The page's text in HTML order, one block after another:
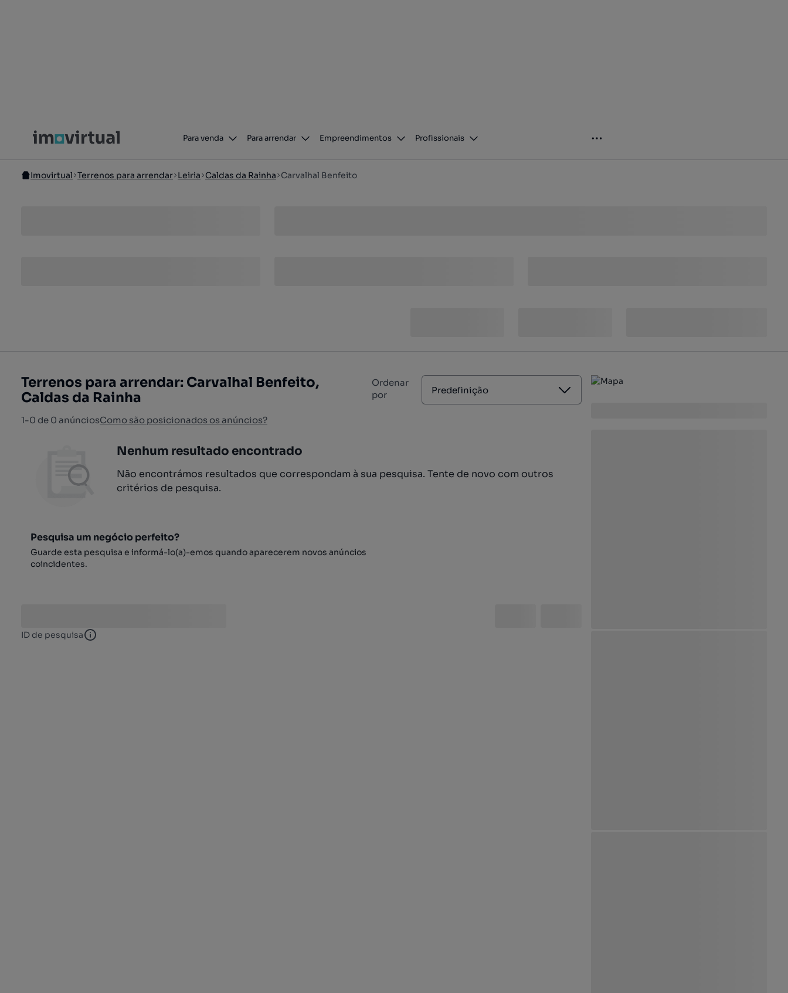
Para venda Para arrendar Empreendimentos Profissionais
Imovirtual Terrenos para arrendar Leiria Caldas da Rainha Carvalhal Benfeito
Terrenos para arrendar: Carvalhal Benfeito,
Caldas da Rainha
1-0 de 0 anúnciosComo são posicionados os anúncios?
Ordenar
por
Predefinição
Nenhum resultado encontrado
Não encontrámos resultados que correspondam à sua pesquisa. Tente de novo com outros
critérios de pesquisa.
Pesquisa um negócio perfeito?
Guarde esta pesquisa e informá-lo(a)-emos quando aparecerem novos anúncios
coincidentes.
ID de pesquisa ID de pesquisa